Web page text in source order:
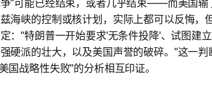
"可能已经结束，或者几乎结束——而美国输
海峡的控制或核计划，实际上都可以反悔，
："特朗普一开始要求'无条件投降'、试图建
硬派的壮大，以及美国声誉的破碎。"这一
国战略性失败"的分析相互印证。